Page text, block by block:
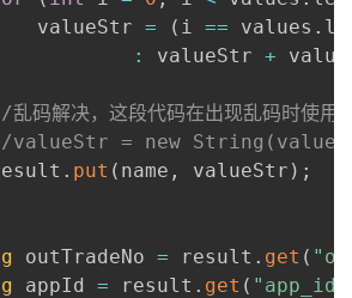
valueStr
= ( i == values .
:
valueStr +
码解决，这段代码在出现乱码时使用
valueStr = new
. put ( name , valueStr ) ;
outTradeNo = result . get (
appId = result . get ( "app_id"